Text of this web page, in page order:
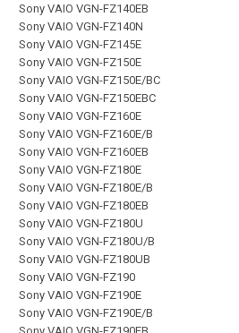
Sony VAIO VGN-FZ140EB
Sony VAIO VGN-FZ140N
Sony VAIO VGN-FZ145E
Sony VAIO VGN-FZ150E
Sony VAIO VGN-FZ150E/BC
Sony VAIO VGN-FZ150EBC
Sony VAIO VGN-FZ160E
Sony VAIO VGN-FZ160E/B
Sony VAIO VGN-FZ160EB
Sony VAIO VGN-FZ180E
Sony VAIO VGN-FZ180E/B
Sony VAIO VGN-FZ180EB
Sony VAIO VGN-FZ180U
Sony VAIO VGN-FZ180U/B
Sony VAIO VGN-FZ180UB
Sony VAIO VGN-FZ190
Sony VAIO VGN-FZ190E
Sony VAIO VGN-FZ190E/B